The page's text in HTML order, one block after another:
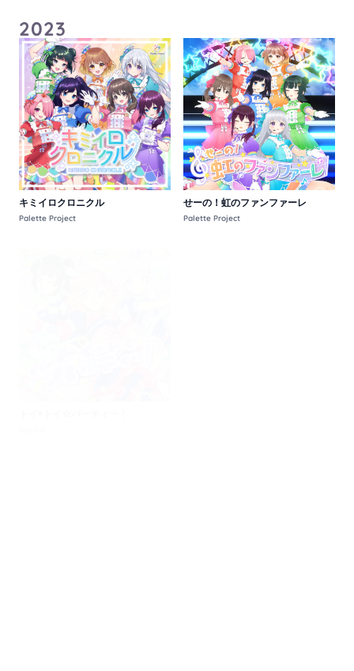
2023
キミイロクロニクル
Palette Project
せーの！虹のファンファーレ
Palette Project